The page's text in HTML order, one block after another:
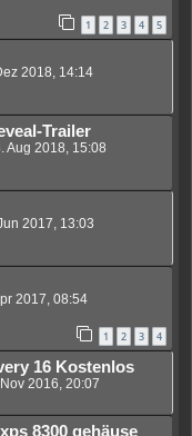
1 2 3 4 5
2018, 14:14
Trailer
Aug 2018, 15:08
2017, 13:03
2017, 08:54
1 2 3 4
16 Kostenlos
2016, 20:07
8300 gehäuse